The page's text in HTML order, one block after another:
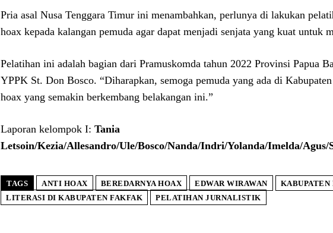
Pria asal Nusa Tenggara Timur ini menambahkan, perlunya di lakukan
hoax kepada kalangan pemuda agar dapat menjadi senjata yang kuat untuk
Pelatihan ini adalah bagian dari Pramuskomda tahun 2022 Provinsi Papua
YPPK St. Don Bosco. “Diharapkan, semoga pemuda yang ada di
hoax yang semakin berkembang belakangan ini.”
Laporan kelompok I: Tania
Letsoin/Kezia/Allesandro/Ule/Bosco/Nanda/Indri/Yolanda/Imelda/Agus/
TAGS ANTI HOAX BEREDARNYA HOAX EDWAR WIRAWAN
KABUPATEN
LITERASI DI KABUPATEN FAKFAK
PELATIHAN JURNALISTIK